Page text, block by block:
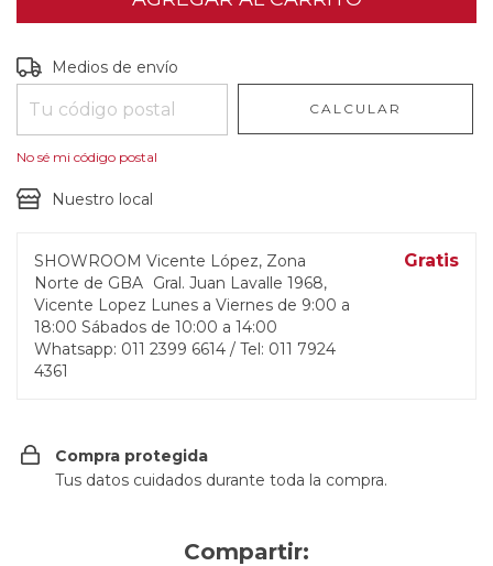
Entregas para el CP:
Medios de envío
CALCULAR
No sé mi código postal
Nuestro local
SHOWROOM Vicente López, Zona
Norte de GBA Gral. Juan Lavalle 1968,
Vicente Lopez Lunes a Viernes de 9:00 a
18:00 Sábados de 10:00 a 14:00
Whatsapp: 011 2399 6614 / Tel: 011 7924
4361
Gratis
Compra protegida
Tus datos cuidados durante toda la compra.
Compartir: